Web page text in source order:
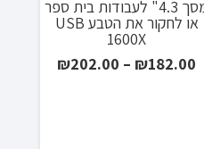
מסך 4.3" לעבודות בית ספר
או לחקור את הטבע USB
1600X
₪182.00
–
₪202.00